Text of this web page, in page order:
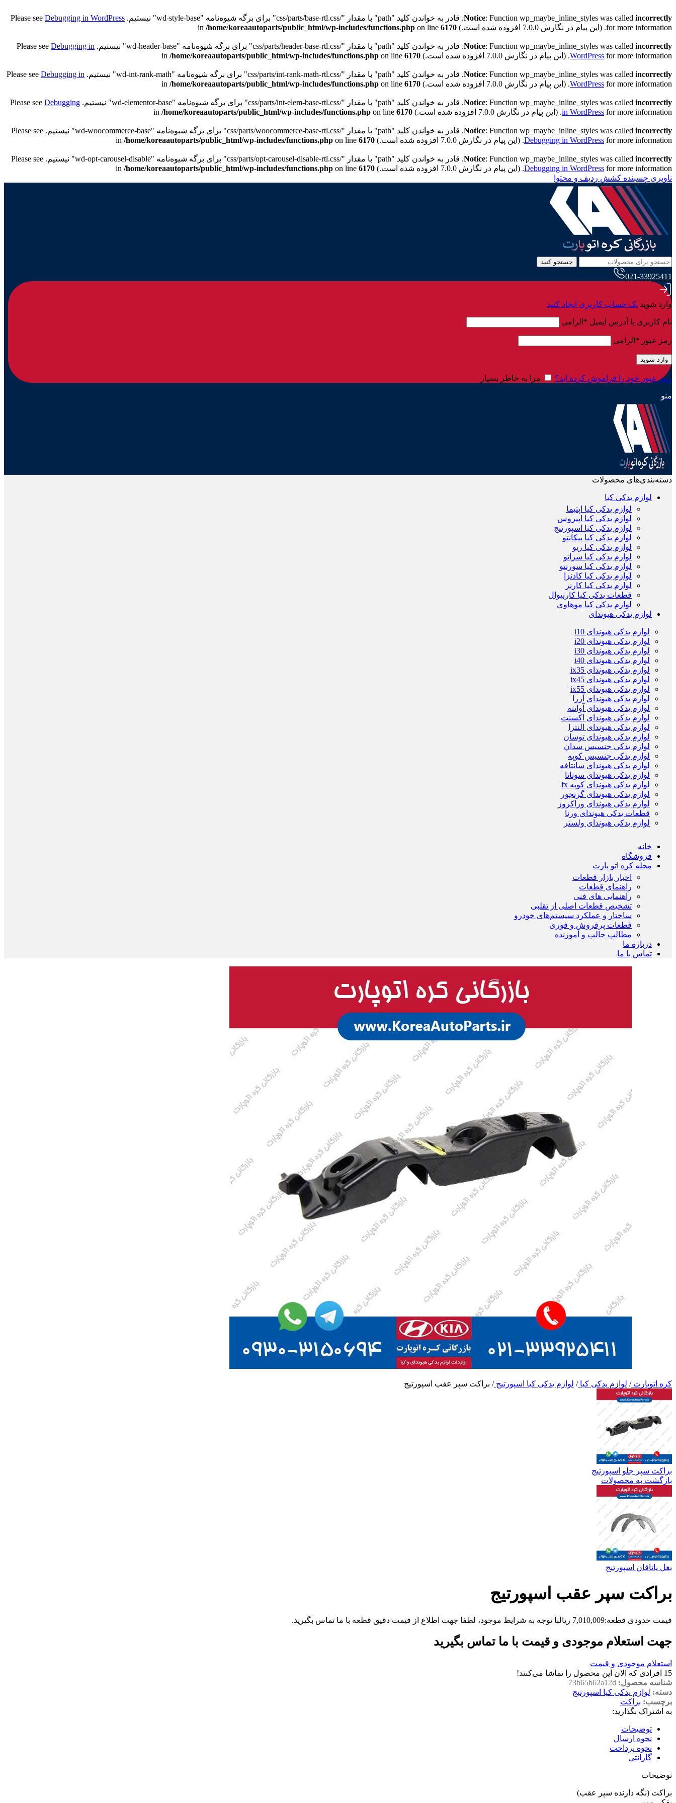
Notice: Function wp_maybe_inline_styles was called incorrectly . قادر به خواندن کلید "path" با مقدار "/css/parts/base-rtl.css" برای برگه شیوه‌نامه "wd-style-base" نیستیم. Please see
Debugging in WordPress
for more information. (این پیام در نگارش 7.0.0 افزوده شده است.) in
/home/koreaautoparts/public_html/wp-includes/functions.php on line 6170
Notice: Function wp_maybe_inline_styles was called incorrectly . قادر به خواندن کلید "path" با مقدار "/css/parts/header-base-rtl.css" برای برگه شیوه‌نامه "wd-header-base" نیستیم. Please see
Debugging in
WordPress for more information. (این پیام در نگارش 7.0.0 افزوده شده است.) in /home/koreaautoparts/public_html/wp-includes/functions.php on line 6170
Notice: Function wp_maybe_inline_styles was called incorrectly . قادر به خواندن کلید "path" با مقدار "/css/parts/int-rank-math-rtl.css" برای برگه شیوه‌نامه "wd-int-rank-math" نیستیم. Please see
Debugging in
WordPress for more information. (این پیام در نگارش 7.0.0 افزوده شده است.) in /home/koreaautoparts/public_html/wp-includes/functions.php on line 6170
Notice: Function wp_maybe_inline_styles was called incorrectly . قادر به خواندن کلید "path" با مقدار "/css/parts/int-elem-base-rtl.css" برای برگه شیوه‌نامه "wd-elementor-base" نیستیم. Please see
Debugging
in WordPress for more information. (این پیام در نگارش 7.0.0 افزوده شده است.) in /home/koreaautoparts/public_html/wp-includes/functions.php on line 6170
Notice: Function wp_maybe_inline_styles was called incorrectly
. قادر به خواندن کلید "path" با مقدار "/css/parts/woocommerce-base-rtl.css" برای برگه شیوه‌نامه "wd-woocommerce-base" نیستیم. Please see
Debugging in WordPress for more information. (این پیام در نگارش 7.0.0 افزوده شده است.) in /home/koreaautoparts/public_html/wp-includes/functions.php on line 6170
Notice: Function wp_maybe_inline_styles was called incorrectly
. قادر به خواندن کلید "path" با مقدار "/css/parts/opt-carousel-disable-rtl.css" برای برگه شیوه‌نامه "wd-opt-carousel-disable" نیستیم. Please see
Debugging in WordPress for more information. (این پیام در نگارش 7.0.0 افزوده شده است.) in /home/koreaautoparts/public_html/wp-includes/functions.php on line 6170
ناوبری چسبنده کشش ردیف و محتوا
جستجو کنید
021-33925411
وارد شوید یک حساب کاربری ایجاد کنید
نام کاربری یا آدرس ایمیل * الزامی
رمز عبور * الزامی
وارد شوید
رمز عبور خود را فراموش کرده اید؟ مرا به خاطر بسپار
منو
دسته‌بندی‌های محصولات
لوازم یدکی کیا
لوازم یدکی کیا اپتیما
لوازم یدکی کیا اپیروس
لوازم یدکی کیا اسپورتیج
لوازم یدکی کیا پیکانتو
لوازم یدکی کیا ریو
لوازم یدکی کیا سراتو
لوازم یدکی کیا سورنتو
لوازم یدکی کیا کادنزا
لوازم یدکی کیا کارنز
قطعات یدکی کیا کارنیوال
لوازم یدکی کیا موهاوی
لوازم یدکی هیوندای
لوازم یدکی هیوندای i10
لوازم یدکی هیوندای i20
لوازم یدکی هیوندای i30
لوازم یدکی هیوندای i40
لوازم یدکی هیوندای ix35
لوازم یدکی هیوندای ix45
لوازم یدکی هیوندای ix55
لوازم یدکی هیوندای آزرا
لوازم یدکی هیوندای آوانته
لوازم یدکی هیوندای اکسنت
لوازم یدکی هیوندای النترا
لوازم یدکی هیوندای توسان
لوازم یدکی جنسیس سدان
لوازم یدکی جنسیس کوپه
لوازم یدکی هیوندای سانتافه
لوازم یدکی هیوندای سوناتا
لوازم یدکی هیوندای کوپه fx
لوازم یدکی هیوندای گرنجور
لوازم یدکی هیوندای وراکروز
قطعات یدکی هیوندای ورنا
لوازم یدکی هیوندای ولستر
خانه
فروشگاه
مجله کره اتو پارت
اخبار بازار قطعات
راهنمای قطعات
راهنمایی های فنی
تشخیص قطعات اصلی از تقلبی
ساختار و عملکرد سیستم‌های خودرو
قطعات پرفروش و فوری
مطالب جالب و آموزنده
درباره ما
تماس با ما
کره اتوپارت/ لوازم یدکی کیا/ لوازم یدکی کیا اسپورتیج/ براکت سپر عقب اسپورتیج
براکت سپر جلو اسپورتیج
بازگشت به محصولات
بغل یاتاقان اسپورتیج
براکت سپر عقب اسپورتیج
قیمت حدودی قطعه:7,010,009 ریالبا توجه به شرایط موجود، لطفا جهت اطلاع از قیمت دقیق قطعه با ما تماس بگیرید.
جهت استعلام موجودی و قیمت با ما تماس بگیرید
استعلام موجودی و قیمت
15 افرادی که الان این محصول را تماشا می‌کنند!
شناسه محصول: 73b65b62a12d
دسته: لوازم یدکی کیا اسپورتیج
برچسب: براکت
به اشتراک بگذارید:
توضیحات
نحوه ارسال
نحوه پرداخت
گارانتی
توضیحات
براکت (نگه دارنده سپر عقب)